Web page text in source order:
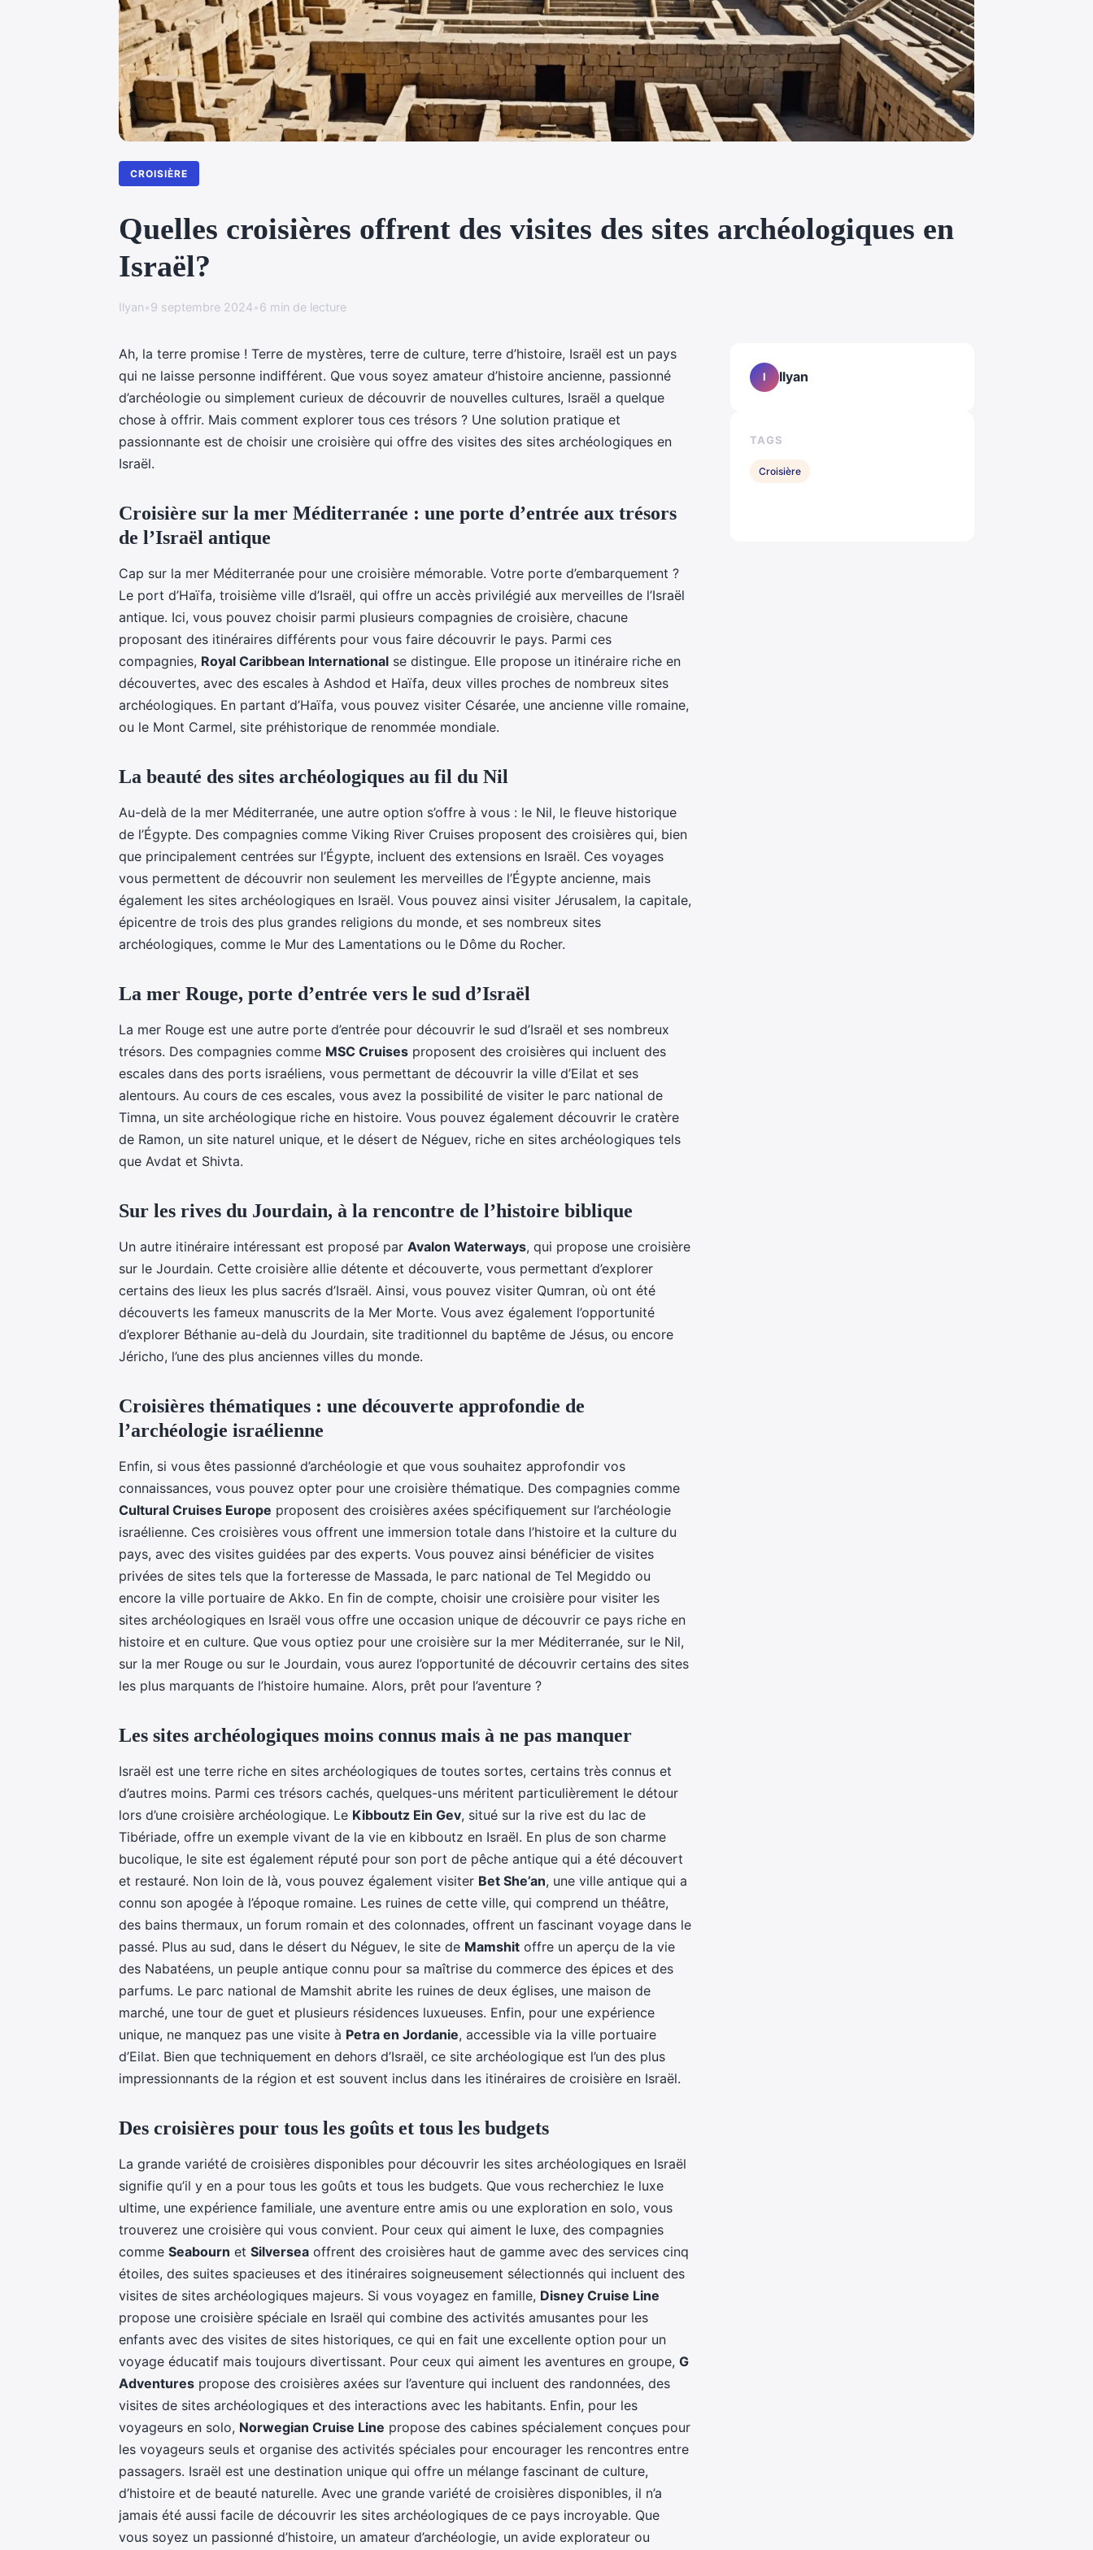
CROISIÈRE
Quelles croisières offrent des visites des sites archéologiques en
Israël?
Ilyan•9 septembre 2024•6 min de lecture
Ah, la terre promise ! Terre de mystères, terre de culture, terre d’histoire, Israël est un pays
qui ne laisse personne indifférent. Que vous soyez amateur d’histoire ancienne, passionné
d’archéologie ou simplement curieux de découvrir de nouvelles cultures, Israël a quelque
chose à offrir. Mais comment explorer tous ces trésors ? Une solution pratique et
passionnante est de choisir une croisière qui offre des visites des sites archéologiques en
Israël.
Croisière sur la mer Méditerranée : une porte d’entrée aux trésors
de l’Israël antique
Cap sur la mer Méditerranée pour une croisière mémorable. Votre porte d’embarquement ?
Le port d’Haïfa, troisième ville d’Israël, qui offre un accès privilégié aux merveilles de l’Israël
antique. Ici, vous pouvez choisir parmi plusieurs compagnies de croisière, chacune
proposant des itinéraires différents pour vous faire découvrir le pays. Parmi ces
compagnies, Royal Caribbean International se distingue. Elle propose un itinéraire riche en
découvertes, avec des escales à Ashdod et Haïfa, deux villes proches de nombreux sites
archéologiques. En partant d’Haïfa, vous pouvez visiter Césarée, une ancienne ville romaine,
ou le Mont Carmel, site préhistorique de renommée mondiale.
La beauté des sites archéologiques au fil du Nil
Au-delà de la mer Méditerranée, une autre option s’offre à vous : le Nil, le fleuve historique
de l’Égypte. Des compagnies comme Viking River Cruises proposent des croisières qui, bien
que principalement centrées sur l’Égypte, incluent des extensions en Israël. Ces voyages
vous permettent de découvrir non seulement les merveilles de l’Égypte ancienne, mais
également les sites archéologiques en Israël. Vous pouvez ainsi visiter Jérusalem, la capitale,
épicentre de trois des plus grandes religions du monde, et ses nombreux sites
archéologiques, comme le Mur des Lamentations ou le Dôme du Rocher.
La mer Rouge, porte d’entrée vers le sud d’Israël
La mer Rouge est une autre porte d’entrée pour découvrir le sud d’Israël et ses nombreux
trésors. Des compagnies comme MSC Cruises proposent des croisières qui incluent des
escales dans des ports israéliens, vous permettant de découvrir la ville d’Eilat et ses
alentours. Au cours de ces escales, vous avez la possibilité de visiter le parc national de
Timna, un site archéologique riche en histoire. Vous pouvez également découvrir le cratère
de Ramon, un site naturel unique, et le désert de Néguev, riche en sites archéologiques tels
que Avdat et Shivta.
Sur les rives du Jourdain, à la rencontre de l’histoire biblique
Un autre itinéraire intéressant est proposé par Avalon Waterways, qui propose une croisière
sur le Jourdain. Cette croisière allie détente et découverte, vous permettant d’explorer
certains des lieux les plus sacrés d’Israël. Ainsi, vous pouvez visiter Qumran, où ont été
découverts les fameux manuscrits de la Mer Morte. Vous avez également l’opportunité
d’explorer Béthanie au-delà du Jourdain, site traditionnel du baptême de Jésus, ou encore
Jéricho, l’une des plus anciennes villes du monde.
Croisières thématiques : une découverte approfondie de
l’archéologie israélienne
Enfin, si vous êtes passionné d’archéologie et que vous souhaitez approfondir vos
connaissances, vous pouvez opter pour une croisière thématique. Des compagnies comme
Cultural Cruises Europe proposent des croisières axées spécifiquement sur l’archéologie
israélienne. Ces croisières vous offrent une immersion totale dans l’histoire et la culture du
pays, avec des visites guidées par des experts. Vous pouvez ainsi bénéficier de visites
privées de sites tels que la forteresse de Massada, le parc national de Tel Megiddo ou
encore la ville portuaire de Akko. En fin de compte, choisir une croisière pour visiter les
sites archéologiques en Israël vous offre une occasion unique de découvrir ce pays riche en
histoire et en culture. Que vous optiez pour une croisière sur la mer Méditerranée, sur le Nil,
sur la mer Rouge ou sur le Jourdain, vous aurez l’opportunité de découvrir certains des sites
les plus marquants de l’histoire humaine. Alors, prêt pour l’aventure ?
Les sites archéologiques moins connus mais à ne pas manquer
Israël est une terre riche en sites archéologiques de toutes sortes, certains très connus et
d’autres moins. Parmi ces trésors cachés, quelques-uns méritent particulièrement le détour
lors d’une croisière archéologique. Le Kibboutz Ein Gev, situé sur la rive est du lac de
Tibériade, offre un exemple vivant de la vie en kibboutz en Israël. En plus de son charme
bucolique, le site est également réputé pour son port de pêche antique qui a été découvert
et restauré. Non loin de là, vous pouvez également visiter Bet She’an, une ville antique qui a
connu son apogée à l’époque romaine. Les ruines de cette ville, qui comprend un théâtre,
des bains thermaux, un forum romain et des colonnades, offrent un fascinant voyage dans le
passé. Plus au sud, dans le désert du Néguev, le site de Mamshit offre un aperçu de la vie
des Nabatéens, un peuple antique connu pour sa maîtrise du commerce des épices et des
parfums. Le parc national de Mamshit abrite les ruines de deux églises, une maison de
marché, une tour de guet et plusieurs résidences luxueuses. Enfin, pour une expérience
unique, ne manquez pas une visite à Petra en Jordanie, accessible via la ville portuaire
d’Eilat. Bien que techniquement en dehors d’Israël, ce site archéologique est l’un des plus
impressionnants de la région et est souvent inclus dans les itinéraires de croisière en Israël.
Des croisières pour tous les goûts et tous les budgets
La grande variété de croisières disponibles pour découvrir les sites archéologiques en Israël
signifie qu’il y en a pour tous les goûts et tous les budgets. Que vous recherchiez le luxe
ultime, une expérience familiale, une aventure entre amis ou une exploration en solo, vous
trouverez une croisière qui vous convient. Pour ceux qui aiment le luxe, des compagnies
comme Seabourn et Silversea offrent des croisières haut de gamme avec des services cinq
étoiles, des suites spacieuses et des itinéraires soigneusement sélectionnés qui incluent des
visites de sites archéologiques majeurs. Si vous voyagez en famille, Disney Cruise Line
propose une croisière spéciale en Israël qui combine des activités amusantes pour les
enfants avec des visites de sites historiques, ce qui en fait une excellente option pour un
voyage éducatif mais toujours divertissant. Pour ceux qui aiment les aventures en groupe, G
Adventures propose des croisières axées sur l’aventure qui incluent des randonnées, des
visites de sites archéologiques et des interactions avec les habitants. Enfin, pour les
voyageurs en solo, Norwegian Cruise Line propose des cabines spécialement conçues pour
les voyageurs seuls et organise des activités spéciales pour encourager les rencontres entre
passagers. Israël est une destination unique qui offre un mélange fascinant de culture,
d’histoire et de beauté naturelle. Avec une grande variété de croisières disponibles, il n’a
jamais été aussi facile de découvrir les sites archéologiques de ce pays incroyable. Que
vous soyez un passionné d’histoire, un amateur d’archéologie, un avide explorateur ou
I Ilyan
TAGS
Croisière